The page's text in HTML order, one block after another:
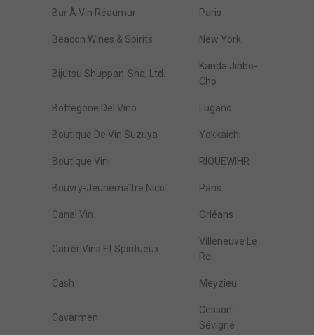
Bar À Vin Réaumur Paris
Beacon Wines & Spirits New York
Bijutsu Shuppan-Sha, Ltd.
Kanda Jinbo-
Cho
Bottegone Del Vino Lugano
Boutique De Vin Suzuya Yokkaichi
Boutique Vini RIQUEWIHR
Bouvry-Jeunemaître Nico Paris
Canal Vin Orléans
Carrer Vins Et Spiritueux
Villeneuve Le
Roi
Cash Meyzieu
Cavarmen
Cesson-
Sévigné